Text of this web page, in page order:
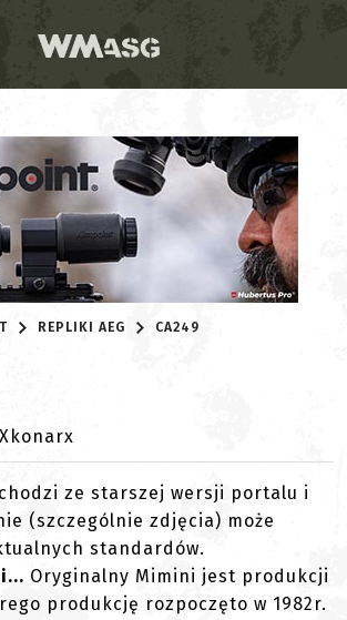
REPLIKI AEG CA249
ze starszej wersji portalu i
(szczególnie zdjęcia) może
standardów.
Oryginalny Mimini jest produkcji
produkcję rozpoczęto w 1982r.